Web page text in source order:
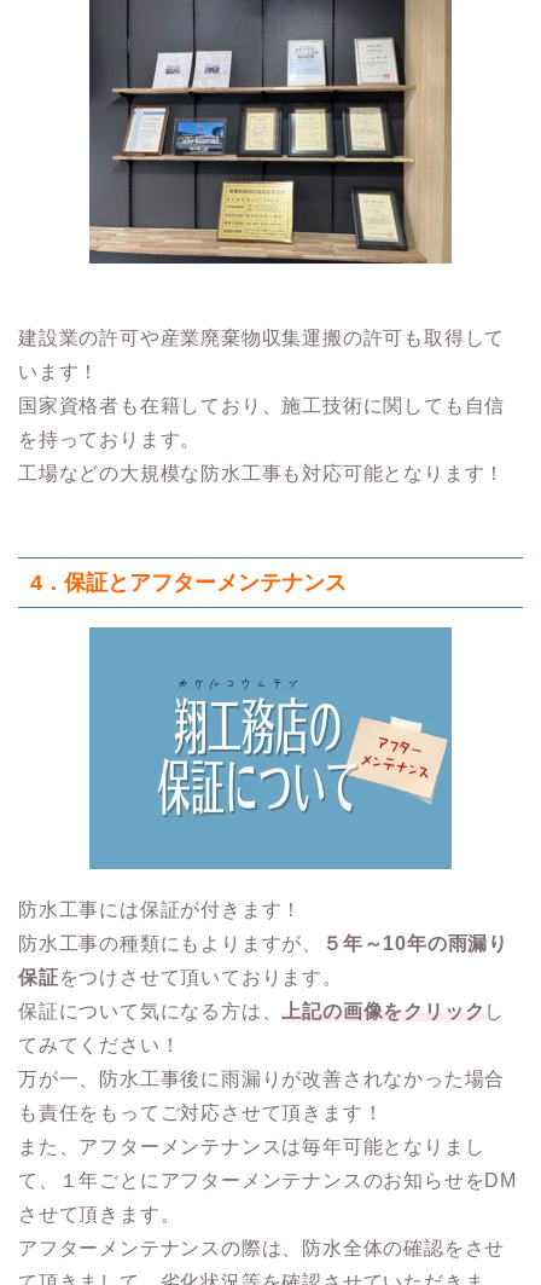
建設業の許可や産業廃棄物収集運搬の許可も取得して
います！
国家資格者も在籍しており、施工技術に関しても自信
を持っております。
工場などの大規模な防水工事も対応可能となります！
4．保証とアフターメンテナンス
防水工事には保証が付きます！
防水工事の種類にもよりますが、
５年～10年の雨漏り
保証をつけさせて頂いております。
保証について気になる方は、
上記の画像をクリック し
てみてください！
万が一、防水工事後に雨漏りが改善されなかった場合
も責任をもってご対応させて頂きます！
また、アフターメンテナンスは毎年可能となりまし
て、１年ごとにアフターメンテナンスのお知らせをDM
させて頂きます。
アフターメンテナンスの際は、防水全体の確認をさせ